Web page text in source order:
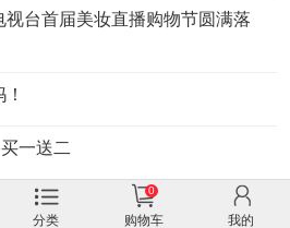
台首届美妆直播购物节圆满落
一送二
分类
0
购物车 我的
关闭